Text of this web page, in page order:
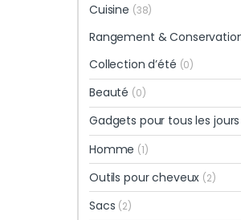
Cuisine (38)
Rangement &
Collection d’été (0)
Beauté (0)
Gadgets pour tous les jours
Homme (1)
Outils pour cheveux (2)
Sacs (2)